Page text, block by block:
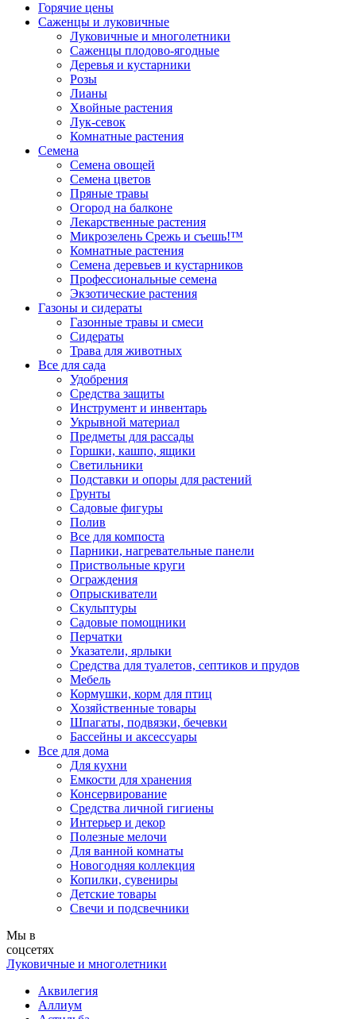
Горячие цены
Саженцы и луковичные
Луковичные и многолетники
Саженцы плодово-ягодные
Деревья и кустарники
Розы
Лианы
Хвойные растения
Лук-севок
Комнатные растения
Семена
Семена овощей
Семена цветов
Пряные травы
Огород на балконе
Лекарственные растения
Микрозелень Срежь и съешь!™
Комнатные растения
Семена деревьев и кустарников
Профессиональные семена
Экзотические растения
Газоны и сидераты
Газонные травы и смеси
Сидераты
Трава для животных
Все для сада
Удобрения
Средства защиты
Инструмент и инвентарь
Укрывной материал
Предметы для рассады
Горшки, кашпо, ящики
Светильники
Подставки и опоры для растений
Грунты
Садовые фигуры
Полив
Все для компоста
Парники, нагревательные панели
Приствольные круги
Ограждения
Опрыскиватели
Скульптуры
Садовые помощники
Перчатки
Указатели, ярлыки
Средства для туалетов, септиков и прудов
Мебель
Кормушки, корм для птиц
Хозяйственные товары
Шпагаты, подвязки, бечевки
Бассейны и аксессуары
Все для дома
Для кухни
Емкости для хранения
Консервирование
Средства личной гигиены
Интерьер и декор
Полезные мелочи
Для ванной комнаты
Новогодняя коллекция
Копилки, сувениры
Детские товары
Свечи и подсвечники
Мы в
соцсетях
Луковичные и многолетники
Аквилегия
Аллиум